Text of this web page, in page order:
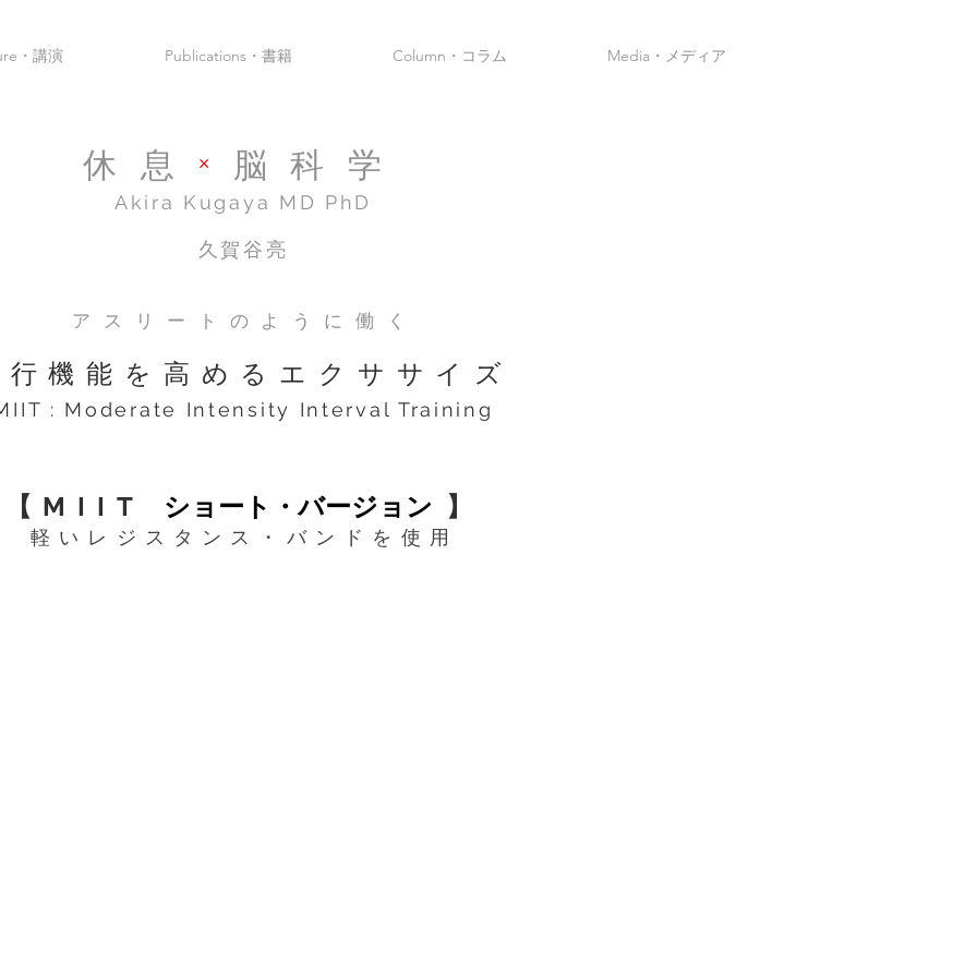
・講演 Publications・書籍 Column・コラム Media・メディア
休息 × 脳科学
Akira Kugaya​ MD PhD
久賀谷亮
アスリートのように働く
行機能を高めるエクササイズ
: Moderate Intensity Interval Training
【MIIT ショート・バージョン 】
軽いレジスタンス・バンドを使用